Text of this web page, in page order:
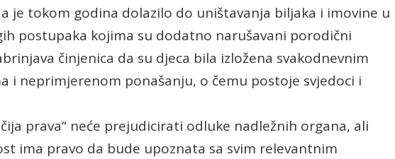
je tokom godina dolazilo do uništavanja biljaka i imovine u
postupaka kojima su dodatno narušavani porodični
činjenica da su djeca bila izložena svakodnevnim
i neprimjerenom ponašanju, o čemu postoje svjedoci i
prava“ neće prejudicirati odluke nadležnih organa, ali
ima pravo da bude upoznata sa svim relevantnim